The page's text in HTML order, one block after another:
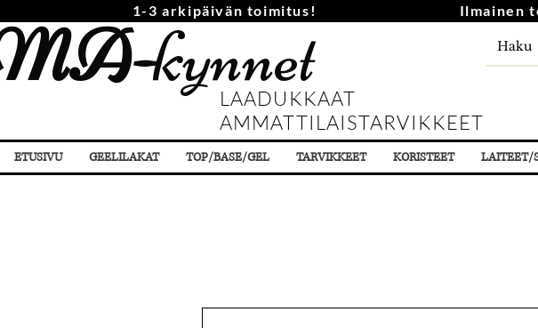
1-3 arkipäivän toimitus! Ilmainen
kynnet
LAADUKKAAT
AMMATTILAISTARVIKKEET
ETUSIVU GEELILAKAT TOP/BASE/GEL TARVIKKEET KORISTEET LAITEET/